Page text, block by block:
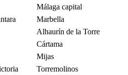
Málaga capital
Marbella
Alhaurín de la Torre
Cártama
Mijas
Torremolinos